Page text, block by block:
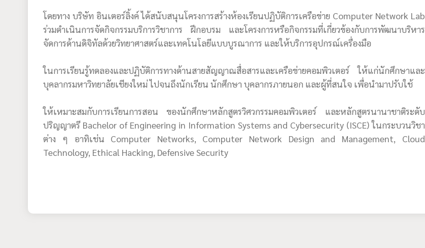
โดยทาง บริษัท อินเตอร์ลิ้งค์ ได้สนับสนุนโครงการสร้างห้องเรียนปฏิบัติการเครือข่าย Computer Network Lab
ร่วมดำเนินการจัดกิจกรรมบริการวิชาการ ฝึกอบรม และโครงการหรือกิจกรรมที่เกี่ยวข้องกับการพัฒนาบริหาร
จัดการด้านดิจิทัลด้วยวิทยาศาสตร์และเทคโนโลยีแบบบูรณาการ และให้บริการอุปกรณ์เครื่องมือ
ในการเรียนรู้ทดลองและปฏิบัติการทางด้านสายสัญญาณสื่อสารและเครือข่ายคอมพิวเตอร์ ให้แก่นักศึกษาและ
บุคลากรมหาวิทยาลัยเชียงใหม่ ไปจนถึงนักเรียน นักศึกษา บุคลากรภายนอก และผู้ที่สนใจ เพื่อนำมาปรับใช้
ให้เหมาะสมกับการเรียนการสอน ของนักศึกษาหลักสูตรวิศวกรรมคอมพิวเตอร์ และหลักสูตรนานาชาติระดับ
ปริญญาตรี Bachelor of Engineering in Information Systems and Cybersecurity (ISCE) ในกระบวนวิชา
ต่าง ๆ อาทิเช่น Computer Networks, Computer Network Design and Management, Cloud
Technology, Ethical Hacking, Defensive Security